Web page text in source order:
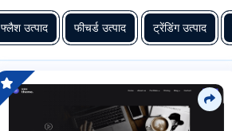
फ्लैश उत्पाद फीचर्ड उत्पाद ट्रेंडिंग उत्पाद